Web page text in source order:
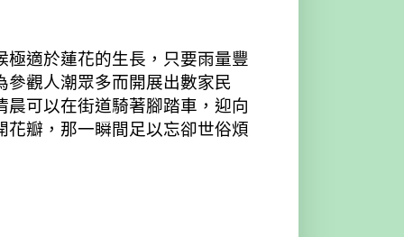
適於蓮花的生長，只要雨量豐
觀人潮眾多而開展出數家民
可以在街道騎著腳踏車，迎向
瓣，那一瞬間足以忘卻世俗煩